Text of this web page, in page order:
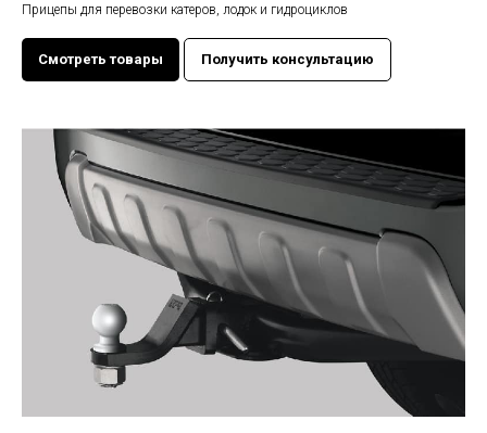
Прицепы для перевозки катеров, лодок и гидроциклов
Смотреть товары Получить консультацию